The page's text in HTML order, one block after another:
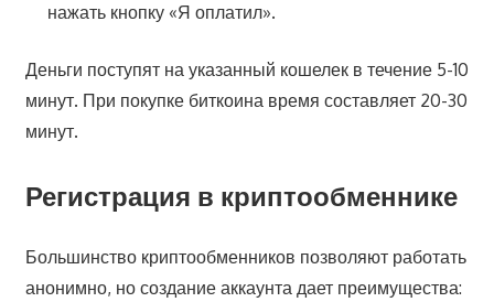
нажать кнопку «Я оплатил».
Деньги поступят на указанный кошелек в течение 5-10
минут. При покупке биткоина время составляет 20-30
минут.
Регистрация в криптообменнике
Большинство криптообменников позволяют работать
анонимно, но создание аккаунта дает преимущества: